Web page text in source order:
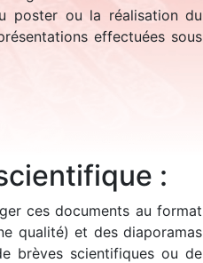
poster ou la réalisation du
effectuées sous
:
ces documents au format
qualité) et des diaporamas
brèves scientifiques ou de